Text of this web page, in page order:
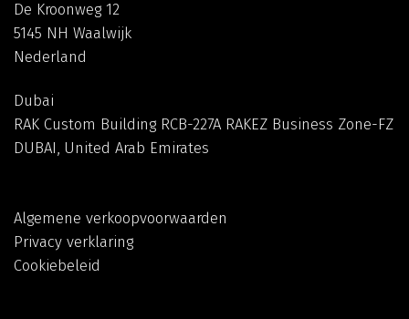
De Kroonweg 12
5145 NH Waalwijk
Nederland
Dubai
RAK Custom Building RCB-227A RAKEZ Business Zone-FZ
DUBAI, United Arab Emirates
Algemene verkoopvoorwaarden
Privacy verklaring
Cookiebeleid